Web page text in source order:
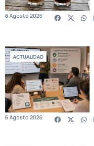
8 Agosto 2026
ACTUALIDAD
6 Agosto 2026